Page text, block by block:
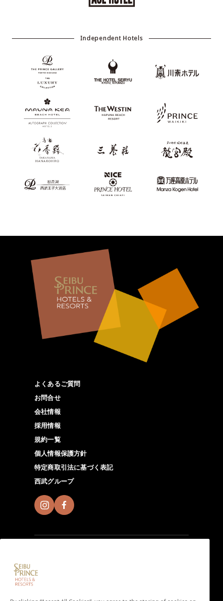
Independent Hotels
よくあるご質問
お問合せ
会社情報
採用情報
規約一覧
個人情報保護方針
特定商取引法に基づく表記
西武グループ
Seibu Prince Global Rewardsに入会し、全世界の